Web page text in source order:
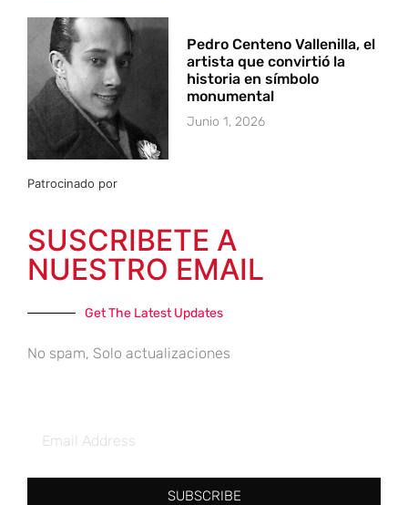
Pedro Centeno Vallenilla, el
artista que convirtió la
historia en símbolo
monumental
Junio 1, 2026
Patrocinado por
SUSCRIBETE A
NUESTRO EMAIL
Get The Latest Updates
No spam, Solo actualizaciones
SUBSCRIBE